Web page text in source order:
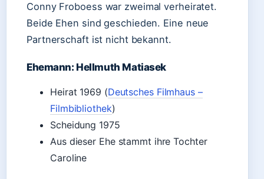
Conny Froboess war zweimal verheiratet.
Beide Ehen sind geschieden. Eine neue
Partnerschaft ist nicht bekannt.
Ehemann: Hellmuth Matiasek
Heirat 1969 (Deutsches Filmhaus –
Filmbibliothek)
Scheidung 1975
Aus dieser Ehe stammt ihre Tochter
Caroline